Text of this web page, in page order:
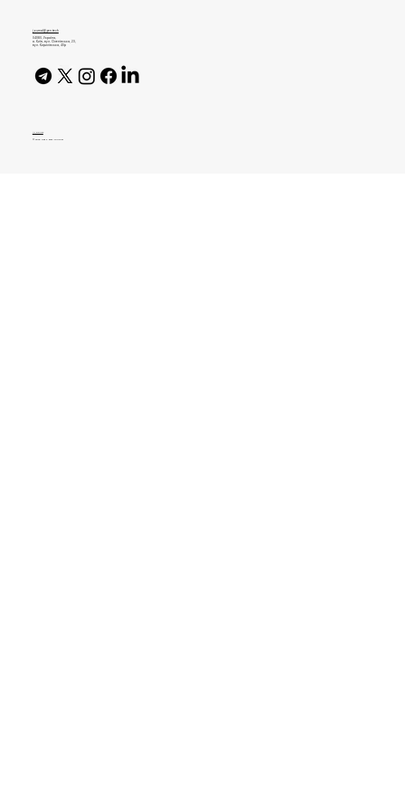
journal@gen.tech
04080, Україна,
м. Київ, вул. Оленівська, 23,​
вул. Кирилівська, 40р
© 2026 High Bar Journal